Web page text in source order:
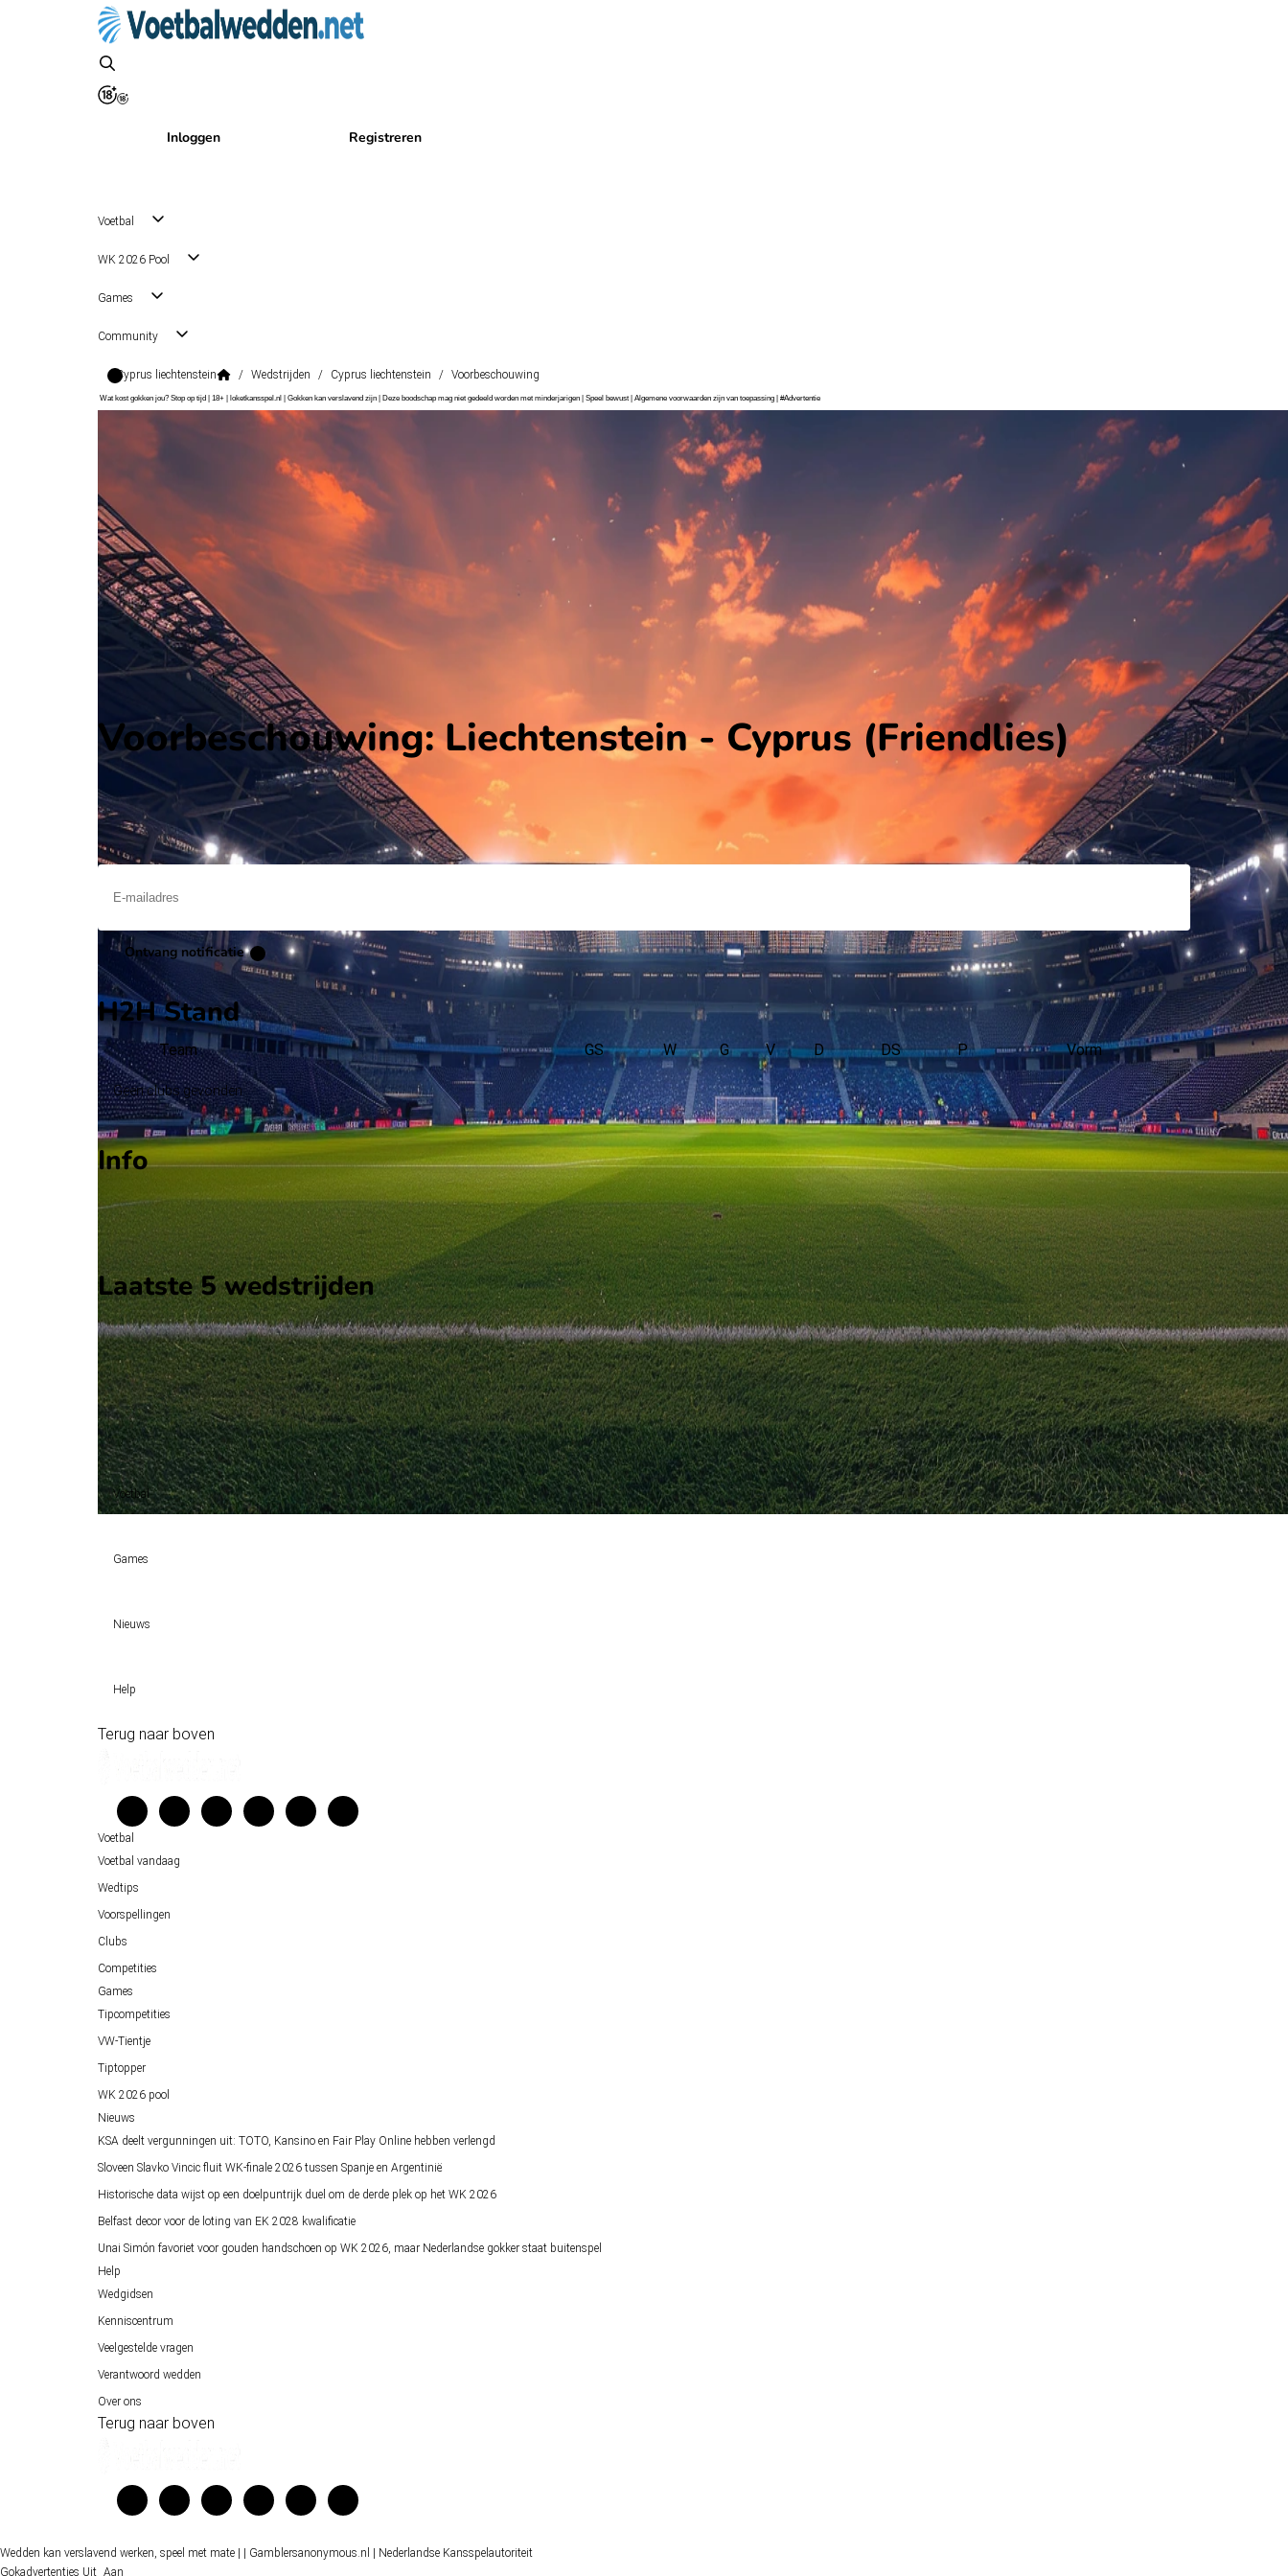
Inloggen Registreren
Voetbal
WK 2026 Pool
Games
Community
Cyprus liechtenstein / Wedstrijden / Cyprus liechtenstein / Voorbeschouwing
Wat kost gokken jou? Stop op tijd | 18+ | loketkansspel.nl | Gokken kan verslavend zijn | Deze boodschap mag niet gedeeld worden met minderjarigen | Speel bewust | Algemene voorwaarden zijn van toepassing | #Advertentie
Liechtenstein
Friendlies
Cyprus
Alle wedstrijden
Liechtenstein - Cyprus
Opstellingen
Voorspelling
Voorbeschouwing
Voorbeschouwing: Liechtenstein - Cyprus (Friendlies)
Op juni 7 2026 gaat Liechtenstein de strijd aan met Cyprus. De wedstrijd wordt afgetrapt om 13:00 en wordt gespeeld in de Vriendschappelijke wedstrijden.
Ontvang een notificatie als deze voorbeschouwing beschikbaar is
Ontvang notificatie
H2H Stand
Team GS W G V D DS P Vorm
Geen clubs gevonden
Info
Op 7 juni 2026 gaat Liechtenstein de strijd aan met Cyprus. De wedstrijd wordt afgetrapt om 13:00 en wordt gespeeld in de Vriendschappelijke wedstrijden.
Stadion: Onbekend
Scheidsrechter: Onbekend
Laatste 5 wedstrijden
H2H
Liechtenstein
Cyprus
7 jun2026
Liechtenstein
Cyprus
02
Cyprus (1)100%
Voetbal
Wedtips
Clubs
Games
VW-Tientje
WK 2026 pool
Nieuws
Sloveen Slavko Vincic fluit WK-finale 2026 tussen Spanje en Argentinië
Belfast decor voor de loting van EK 2028 kwalificatie
Help
Wedgidsen
Verantwoord wedden
Over ons
Terug naar boven
Voetbal
Voetbal vandaag
Wedtips
Voorspellingen
Clubs
Competities
Games
Tipcompetities
VW-Tientje
Tiptopper
WK 2026 pool
Nieuws
KSA deelt vergunningen uit: TOTO, Kansino en Fair Play Online hebben verlengd
Sloveen Slavko Vincic fluit WK-finale 2026 tussen Spanje en Argentinië
Historische data wijst op een doelpuntrijk duel om de derde plek op het WK 2026
Belfast decor voor de loting van EK 2028 kwalificatie
Unai Simón favoriet voor gouden handschoen op WK 2026, maar Nederlandse gokker staat buitenspel
Help
Wedgidsen
Kenniscentrum
Veelgestelde vragen
Verantwoord wedden
Over ons
Terug naar boven
Wedden kan verslavend werken, speel met mate | | Gamblersanonymous.nl | Nederlandse Kansspelautoriteit
Gokadvertenties Uit Aan